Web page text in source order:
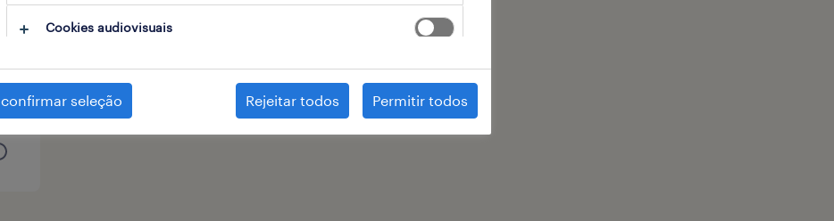
Cookies audiovisuais
confirmar seleção Rejeitar todos Permitir todos